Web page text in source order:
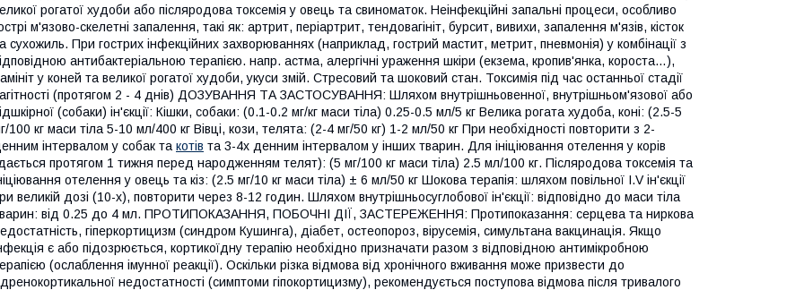
рогатої худоби або післяродова токсемія у овець та свиноматок. Неінфекційні запальні процеси, особливо
м'язово-скелетні запалення, такі як: артрит, періартрит, тендовагініт, бурсит, вивихи, запалення м'язів, кісток
сухожиль. При гострих інфекційних захворюваннях (наприклад, гострий мастит, метрит, пневмонія) у комбінації з
антибактеріальною терапією. напр. астма, алергічні ураження шкіри (екзема, кропив'янка, короста…),
у коней та великої рогатої худоби, укуси змій. Стресовий та шоковий стан. Токсимія під час останньої стадії
(протягом 2 - 4 днів) ДОЗУВАННЯ ТА ЗАСТОСУВАННЯ: Шляхом внутрішньовенної, внутрішньом'язової або
(собаки) ін'єкції: Кішки, собаки: (0.1-0.2 мг/кг маси тіла) 0.25-0.5 мл/5 кг Велика рогата худоба, коні: (2.5-5
100 кг маси тіла 5-10 мл/400 кг Вівці, кози, телята: (2-4 мг/50 кг) 1-2 мл/50 кг При необхідності повторити з 2-
інтервалом у собак та котів та 3-4х денним інтервалом у інших тварин. Для ініціювання отелення у корів
протягом 1 тижня перед народженням телят): (5 мг/100 кг маси тіла) 2.5 мл/100 кг. Післяродова токсемія та
отелення у овець та кіз: (2.5 мг/10 кг маси тіла) ± 6 мл/50 кг Шокова терапія: шляхом повільної I.V ін'єкції
великій дозі (10-x), повторити через 8-12 годин. Шляхом внутрішньосуглобової ін'єкції: відповідно до маси тіла
від 0.25 до 4 мл. ПРОТИПОКАЗАННЯ, ПОБОЧНІ ДІЇ, ЗАСТЕРЕЖЕННЯ: Протипоказання: серцева та ниркова
гіперкортицизм (синдром Кушинга), діабет, остеопороз, вірусемія, симультана вакцинація. Якщо
є або підозрюється, кортикоїдну терапію необхідно призначати разом з відповідною антимікробною
(ослаблення імунної реакції). Оскільки різка відмова від хронічного вживання може призвести до
недостатності (симптоми гіпокортицизму), рекомендується поступова відмова після тривалого